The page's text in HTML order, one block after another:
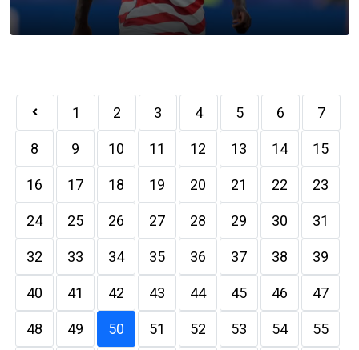
1 2 3 4 5 6 7
8 9 10 11 12 13 14 15
16 17 18 19 20 21 22 23
24 25 26 27 28 29 30 31
32 33 34 35 36 37 38 39
40 41 42 43 44 45 46 47
48 49 50 51 52 53 54 55